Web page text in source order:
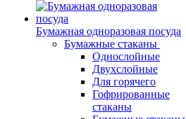
Бумажная одноразовая посуда
Бумажные стаканы
Однослойные
Двухслойные
Для горячего
Гофрированные
стаканы